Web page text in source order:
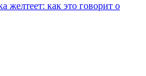
желтеет: как это говорит о